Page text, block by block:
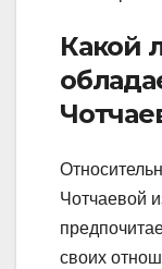
Какой
Чотчаевой
своих